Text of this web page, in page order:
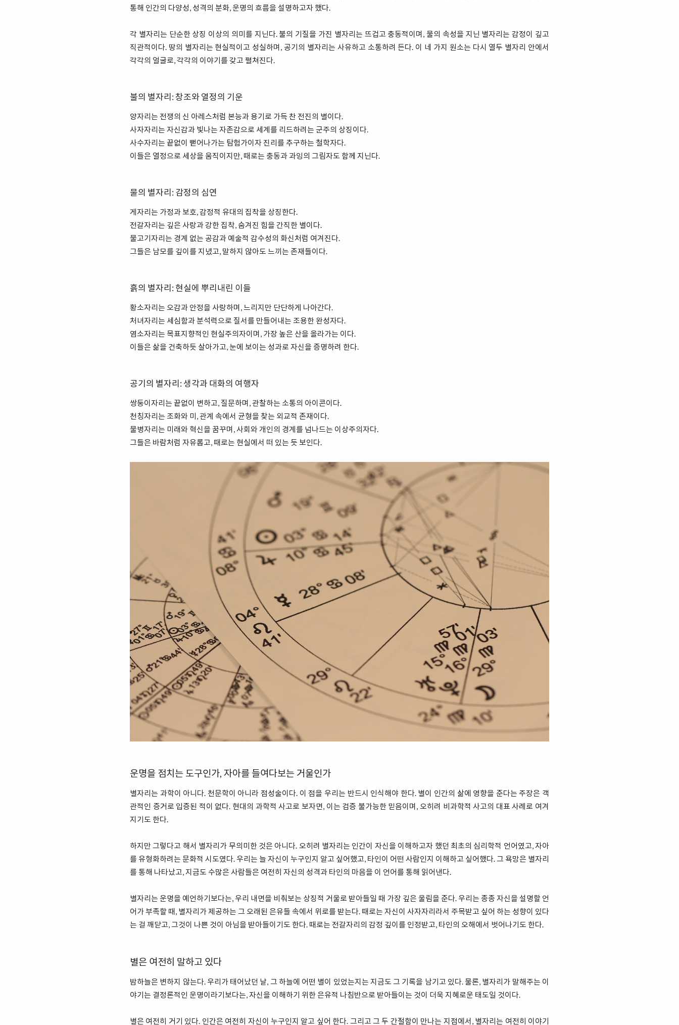
통해 인간의 다양성, 성격의 분화, 운명의 흐름을 설명하고자 했다.
각 별자리는 단순한 상징 이상의 의미를 지닌다. 불의 기질을 가진 별자리는 뜨겁고 충동적이며, 물의 속성을 지닌 별자리는 감정이 깊고
직관적이다. 땅의 별자리는 현실적이고 성실하며, 공기의 별자리는 사유하고 소통하려 든다. 이 네 가지 원소는 다시 열두 별자리 안에서
각각의 얼굴로, 각각의 이야기를 갖고 펼쳐진다.
불의 별자리: 창조와 열정의 기운
양자리는 전쟁의 신 아레스처럼 본능과 용기로 가득 찬 전진의 별이다.
사자자리는 자신감과 빛나는 자존감으로 세계를 리드하려는 군주의 상징이다.
사수자리는 끝없이 뻗어나가는 탐험가이자 진리를 추구하는 철학자다.
이들은 열정으로 세상을 움직이지만, 때로는 충동과 과잉의 그림자도 함께 지닌다.
물의 별자리: 감정의 심연
게자리는 가정과 보호, 감정적 유대의 집착을 상징한다.
전갈자리는 깊은 사랑과 강한 집착, 숨겨진 힘을 간직한 별이다.
물고기자리는 경계 없는 공감과 예술적 감수성의 화신처럼 여겨진다.
그들은 남모를 깊이를 지녔고, 말하지 않아도 느끼는 존재들이다.
흙의 별자리: 현실에 뿌리내린 이들
황소자리는 오감과 안정을 사랑하며, 느리지만 단단하게 나아간다.
처녀자리는 세심함과 분석력으로 질서를 만들어내는 조용한 완성자다.
염소자리는 목표지향적인 현실주의자이며, 가장 높은 산을 올라가는 이다.
이들은 삶을 건축하듯 살아가고, 눈에 보이는 성과로 자신을 증명하려 한다.
공기의 별자리: 생각과 대화의 여행자
쌍둥이자리는 끝없이 변하고, 질문하며, 관찰하는 소통의 아이콘이다.
천칭자리는 조화와 미, 관계 속에서 균형을 찾는 외교적 존재이다.
물병자리는 미래와 혁신을 꿈꾸며, 사회와 개인의 경계를 넘나드는 이상주의자다.
그들은 바람처럼 자유롭고, 때로는 현실에서 떠 있는 듯 보인다.
운명을 점치는 도구인가, 자아를 들여다보는 거울인가
별자리는 과학이 아니다. 천문학이 아니라 점성술이다. 이 점을 우리는 반드시 인식해야 한다. 별이 인간의 삶에 영향을 준다는 주장은 객
관적인 증거로 입증된 적이 없다. 현대의 과학적 사고로 보자면, 이는 검증 불가능한 믿음이며, 오히려 비과학적 사고의 대표 사례로 여겨
지기도 한다.
하지만 그렇다고 해서 별자리가 무의미한 것은 아니다. 오히려 별자리는 인간이 자신을 이해하고자 했던 최초의 심리학적 언어였고, 자아
를 유형화하려는 문화적 시도였다. 우리는 늘 자신이 누구인지 알고 싶어했고, 타인이 어떤 사람인지 이해하고 싶어했다. 그 욕망은 별자리
를 통해 나타났고, 지금도 수많은 사람들은 여전히 자신의 성격과 타인의 마음을 이 언어를 통해 읽어낸다.
별자리는 운명을 예언하기보다는, 우리 내면을 비춰보는 상징적 거울로 받아들일 때 가장 깊은 울림을 준다. 우리는 종종 자신을 설명할 언
어가 부족할 때, 별자리가 제공하는 그 오래된 은유들 속에서 위로를 받는다. 때로는 자신이 사자자리라서 주목받고 싶어 하는 성향이 있다
는 걸 깨닫고, 그것이 나쁜 것이 아님을 받아들이기도 한다. 때로는 전갈자리의 감정 깊이를 인정받고, 타인의 오해에서 벗어나기도 한다.
별은 여전히 말하고 있다
밤하늘은 변하지 않는다. 우리가 태어났던 날, 그 하늘에 어떤 별이 있었는지는 지금도 그 기록을 남기고 있다. 물론, 별자리가 말해주는 이
야기는 결정론적인 운명이라기보다는, 자신을 이해하기 위한 은유적 나침반으로 받아들이는 것이 더욱 지혜로운 태도일 것이다.
별은 여전히 거기 있다. 인간은 여전히 자신이 누구인지 알고 싶어 한다. 그리고 그 두 간절함이 만나는 지점에서, 별자리는 여전히 이야기